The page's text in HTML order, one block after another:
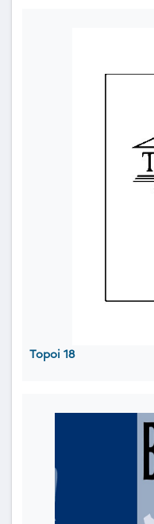
Topoi 18